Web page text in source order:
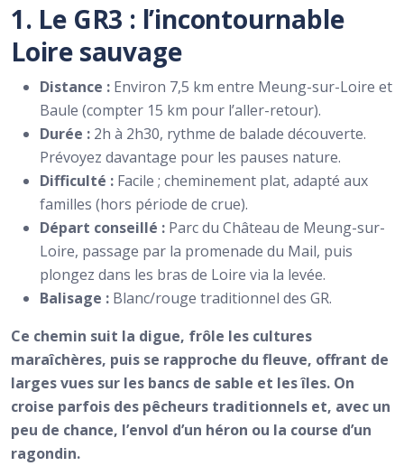
1. Le GR3 : l’incontournable
Loire sauvage
Distance : Environ 7,5 km entre Meung-sur-Loire et
Baule (compter 15 km pour l’aller-retour).
Durée : 2h à 2h30, rythme de balade découverte.
Prévoyez davantage pour les pauses nature.
Difficulté : Facile ; cheminement plat, adapté aux
familles (hors période de crue).
Départ conseillé : Parc du Château de Meung-sur-
Loire, passage par la promenade du Mail, puis
plongez dans les bras de Loire via la levée.
Balisage : Blanc/rouge traditionnel des GR.
Ce chemin suit la digue, frôle les cultures
maraîchères, puis se rapproche du fleuve, offrant de
larges vues sur les bancs de sable et les îles. On
croise parfois des pêcheurs traditionnels et, avec un
peu de chance, l’envol d’un héron ou la course d’un
ragondin.